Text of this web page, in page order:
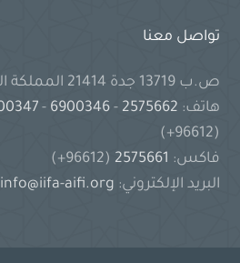
تواصل معنا
ص.ب 13719 جدة 21414 المملكة العربية السعودية
هاتف:
-
6900346
-
6900347
(96612+)
فاكس:
(96612+)
البريد الإلكتروني: info@iifa-aifi.org